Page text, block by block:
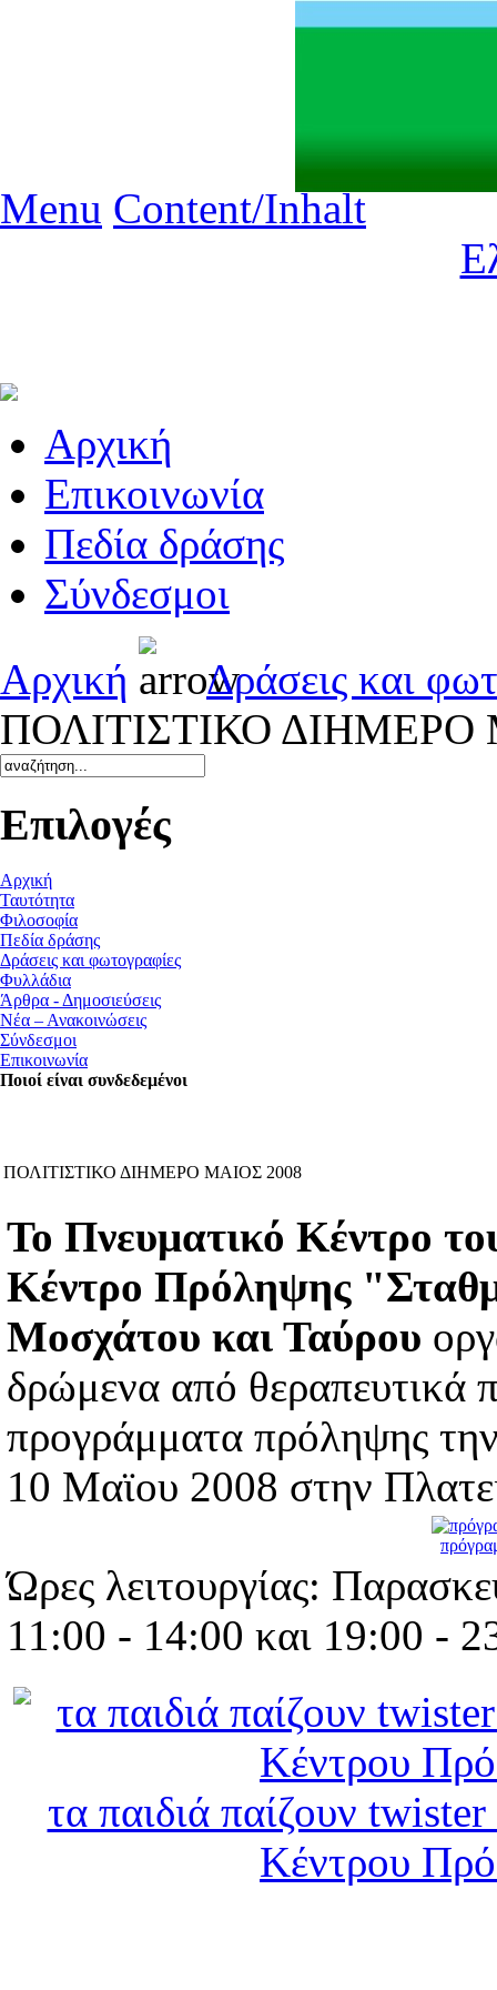
Menu Content/Inhalt
Aρχική
Επικοινωνία
Πεδία δράσης
Σύνδεσμοι
Αρχική
Δράσεις και
ΠΟΛΙΤΙΣΤΙΚΟ ΔΙΗΜΕΡΟ
Επιλογές
Αρχική
Ταυτότητα
Φιλοσοφία
Πεδία δράσης
Δράσεις και φωτογραφίες
Φυλλάδια
Άρθρα - Δημοσιεύσεις
Νέα – Ανακοινώσεις
Σύνδεσμοι
Επικοινωνία
Ποιοί είναι συνδεδεμένοι
ΠΟΛΙΤΙΣΤΙΚΟ ΔΙΗΜΕΡΟ ΜΑΙΟΣ 2008
Το Πνευματικό Κέντρο
Κέντρο Πρόληψης
Μοσχάτου και Ταύρου
δρώμενα από θεραπευτικά
προγράμματα πρόληψης
10 Μαϊου 2008 στην
Ώρες λειτουργίας:
11:00 - 14:00 και 19:00 -
τα παιδιά παίζουν
Κέντρου